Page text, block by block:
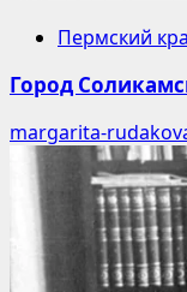
Пермский
Город
margarita-